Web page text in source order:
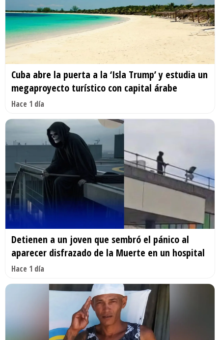
Cuba abre la puerta a la ‘Isla Trump’ y estudia un
megaproyecto turístico con capital árabe
Hace 1 día
Detienen a un joven que sembró el pánico al
aparecer disfrazado de la Muerte en un hospital
Hace 1 día